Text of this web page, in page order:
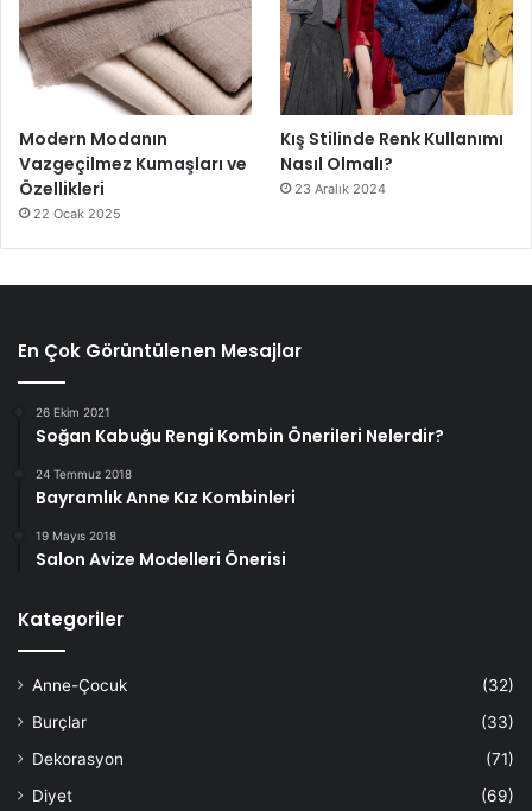
Modern Modanın
Vazgeçilmez Kumaşları ve
Özellikleri
22 Ocak 2025
Kış Stilinde Renk Kullanımı
Nasıl Olmalı?
23 Aralık 2024
En Çok Görüntülenen Mesajlar
26 Ekim 2021
Soğan Kabuğu Rengi Kombin Önerileri Nelerdir?
24 Temmuz 2018
Bayramlık Anne Kız Kombinleri
19 Mayıs 2018
Salon Avize Modelleri Önerisi
Kategoriler
Anne-Çocuk
(32)
Burçlar
(33)
Dekorasyon
(71)
Diyet
(69)